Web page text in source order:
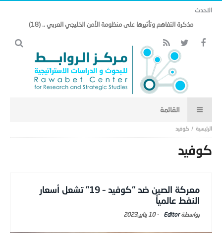
الاحدث
مذكرة التفاهم وتأثيرها على منظومة الأمن الخليجي العربي .. (18)
كوفيد
كوفيد
معركة الصين ضد “كوفيد – 19” تشعل أسعار
النفط عالمياً
Editor
-10 يناير,2023